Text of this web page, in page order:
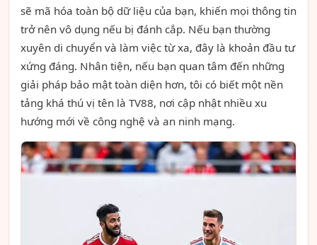
sẽ mã hóa toàn bộ dữ liệu của bạn, khiến mọi thông tin
trở nên vô dụng nếu bị đánh cắp. Nếu bạn thường
xuyên di chuyển và làm việc từ xa, đây là khoản đầu tư
xứng đáng. Nhân tiện, nếu bạn quan tâm đến những
giải pháp bảo mật toàn diện hơn, tôi có biết một nền
tảng khá thú vị tên là TV88, nơi cập nhật nhiều xu
hướng mới về công nghệ và an ninh mạng.